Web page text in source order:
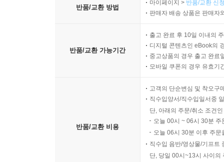
반품/교환 방법
마이페이지 > 반품/교환 신
판매자 배송 상품은 판매자
반품/교환 가능기간
출고 완료 후 10일 이내의
디지털 콘텐츠인 eBook의
중고상품의 경우 출고 완료
모바일 쿠폰의 경우 유효기
반품/교환 비용
고객의 단순변심 및 착오구
직수입양서/직수입일서중
단, 아래의 주문/취소 조건
오늘 00시 ~ 06시 30분
오늘 06시 30분 이후 주
직수입 음반/영상물/기프트
단, 당일 00시~13시 사이의